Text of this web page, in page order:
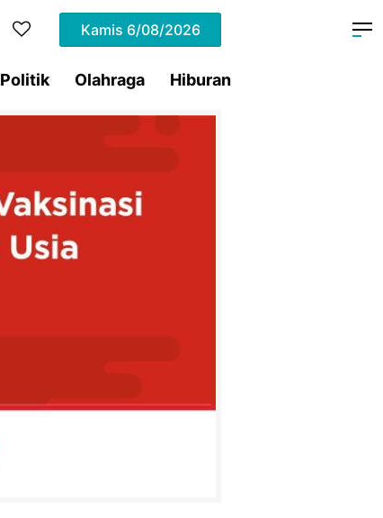
Kamis 6/08/2026
Politik Olahraga Hiburan